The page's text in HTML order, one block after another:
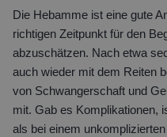
Die Hebamme ist eine gute
richtigen Zeitpunkt für den
abzuschätzen. Nach etwa
auch wieder mit dem Reiten
von Schwangerschaft und
mit. Gab es Komplikationen,
als bei einem